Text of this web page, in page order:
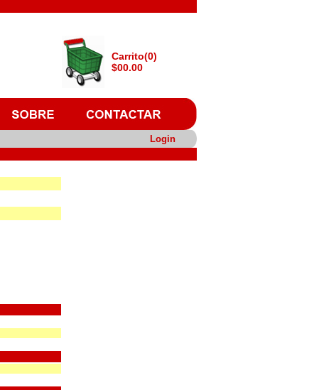
Carrito(0)
$00.00
Login